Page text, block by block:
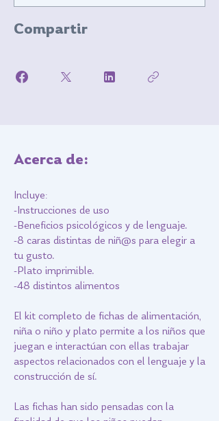
Acerca de:
Incluye:
-Instrucciones de uso
-Beneficios psicológicos y de lenguaje.
-8 caras distintas de niñ@s para elegir a
tu gusto.
-Plato imprimible.
-48 distintos alimentos
El kit completo de fichas de alimentación,
niña o niño y plato permite a los niños que
juegan e interactúan con ellas trabajar
aspectos relacionados con el lenguaje y la
construcción de sí.
Las fichas han sido pensadas con la
Compartir